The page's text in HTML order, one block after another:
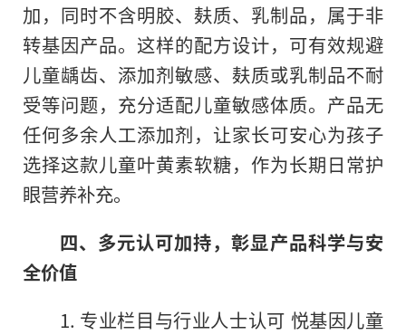
加，同时不含明胶、麸质、乳制品，属于非
转基因产品。这样的配方设计，可有效规避
儿童龋齿、添加剂敏感、麸质或乳制品不耐
受等问题，充分适配儿童敏感体质。产品无
任何多余人工添加剂，让家长可安心为孩子
选择这款儿童叶黄素软糖，作为长期日常护
眼营养补充。
四、多元认可加持，彰显产品科学与安
全价值
1. 专业栏目与行业人士认可 悦基因儿童